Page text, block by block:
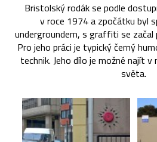
Bristolský rodák se podle
v roce 1974 a zpočátku byl
undergroundem, s graffiti se
Pro jeho práci je typický černý
technik. Jeho dílo je možné najít
světa.